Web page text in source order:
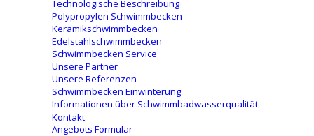
Technologische Beschreibung
Polypropylen Schwimmbecken
Keramikschwimmbecken
Edelstahlschwimmbecken
Schwimmbecken Service
Unsere Partner
Unsere Referenzen
Schwimmbecken Einwinterung
Informationen über Schwimmbadwasserqualität
Kontakt
Angebots Formular